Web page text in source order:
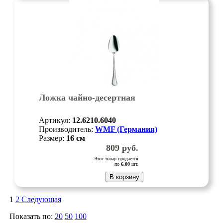
Ложка чайно-десертная
Артикул: 12.6210.6040
Производитель: WMF (Германия)
Размер: 16см
809руб.
Этот товар продается
по 6.00шт.
В корзину
1 2 Следующая
Показать по: 20 50 100